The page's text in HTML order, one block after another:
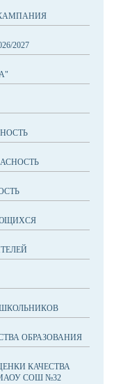
2027
ОБРАЗОВАНИЯ
КАЧЕСТВА
СОШ №32